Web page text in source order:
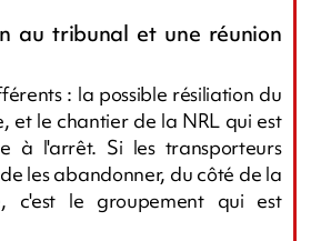
au tribunal et une réunion
: la possible résiliation du
et le chantier de la NRL qui est
à l'arrêt. Si les transporteurs
les abandonner, du côté de la
c'est le groupement qui est